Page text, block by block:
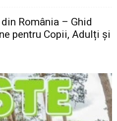
România – Ghid
pentru Copii, Adulți și